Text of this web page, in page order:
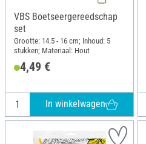
VBS Boetseergereedschap
set
Grootte: 14.5 - 16 cm; Inhoud: 5
stukken; Materiaal: Hout
4,49 €
In winkelwagen